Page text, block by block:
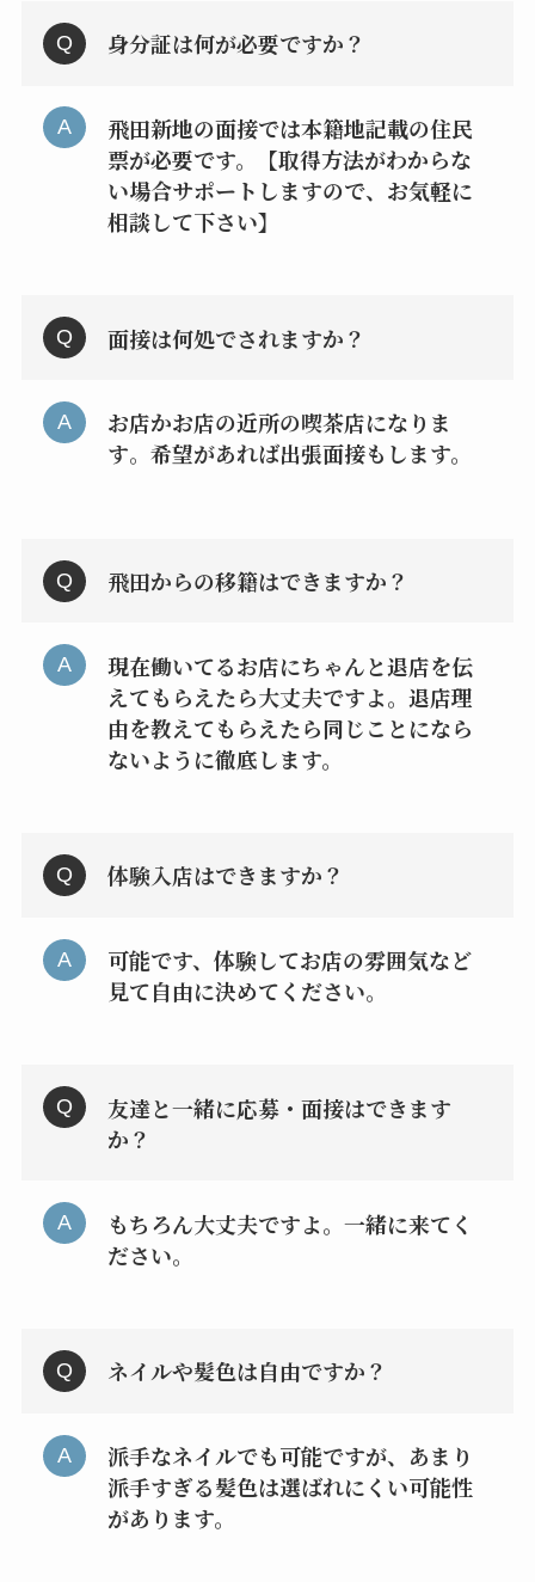
身分証は何が必要ですか？
飛田新地の面接では本籍地記載の住民
票が必要です。【取得方法がわからな
い場合サポートしますので、お気軽に
相談して下さい】
面接は何処でされますか？
お店かお店の近所の喫茶店になりま
す。 希望があれば出張面接もします。
飛田からの移籍はできますか？
現在働いてるお店にちゃんと退店を伝
えてもらえたら大丈夫ですよ。退店理
由を教えてもらえたら同じことになら
ないように徹底します。
体験入店はできますか？
可能です、体験してお店の雰囲気など
見て自由に決めてください。
友達と一緒に応募・面接はできます
か？
もちろん大丈夫ですよ。一緒に来てく
ださい。
ネイルや髪色は自由ですか？
派手なネイルでも可能ですが、あまり
派手すぎる髪色は選ばれにくい可能性
があります。